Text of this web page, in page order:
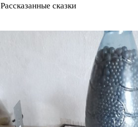
Рассказанные сказки